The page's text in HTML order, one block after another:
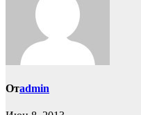
Отadmin